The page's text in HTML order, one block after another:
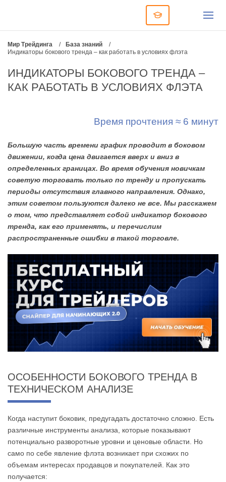
Мир Трейдинга / База знаний
/
Индикаторы бокового тренда – как работать в условиях флэта
ИНДИКАТОРЫ БОКОВОГО ТРЕНДА –
КАК РАБОТАТЬ В УСЛОВИЯХ ФЛЭТА
Время прочтения ≈ 6 минут
Большую часть времени график проводит в боковом
движении, когда цена двигается вверх и вниз в
определенных границах. Во время обучения новичкам
советую торговать только по тренду и пропускать
периоды отсутствия главного направления. Однако,
этим советом пользуются далеко не все. Мы расскажем
о том, что представляет собой индикатор бокового
тренда, как его применять, и перечислим
распространенные ошибки в такой торговле.
ОСОБЕННОСТИ БОКОВОГО ТРЕНДА В
ТЕХНИЧЕСКОМ АНАЛИЗЕ
Когда наступит боковик, предугадать достаточно сложно. Есть
различные инструменты анализа, которые показывают
потенциально разворотные уровни и ценовые области. Но
само по себе явление флэта возникает при схожих по
объемам интересах продавцов и покупателей. Как это
получается: